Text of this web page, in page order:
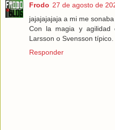
Frodo 27 de agosto de
jajajajajaja a mi me
Con la magia y agilidad
Larsson o Svensson típico.
Responder